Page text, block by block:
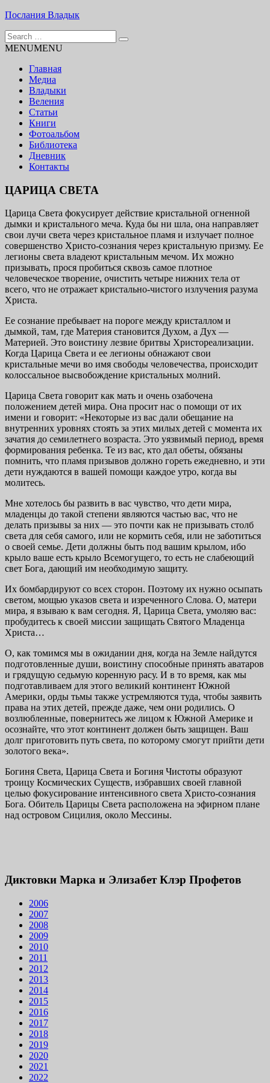
Skip
content
Послания Владык
Основу сайта представляют Послания, или Диктовки,
Search
for:
MENUMENU
Главная
Медиа
Владыки
Веления
Статьи
Книги
Фотоальбом
Библиотека
Дневник
Контакты
ЦАРИЦА СВЕТА
Царица Света фокусирует действие кристальной огненной
дымки и кристального меча. Куда бы ни шла, она направляет
свои лучи света через кристаль­ное пламя и излучает полное
совершенство Христо-сознания через кристальную призму. Ее
легионы света владеют кристальным мечом. Их можно
призывать, прося пробиться сквозь самое плотное
человеческое творение, очистить четыре нижних тела от
всего, что не отражает кристально-чистого излучения разума
Христа.
Ее сознание пребывает на пороге между кристаллом и
дымкой, там, где Материя становится Духом, а Дух —
Материей. Это воистину лезвие брит­вы Христореализации.
Когда Царица Света и ее легионы обнажают свои
кристальные мечи во имя свободы человечества, происходит
колоссальное высвобождение кристальных молний.
Царица Света говорит как мать и очень озабочена
положением детей мира. Она просит нас о помощи от их
имени и говорит: «Некоторые из вас дали обещание на
внутренних уровнях стоять за этих милых детей с момен­та их
зачатия до семилетнего возраста. Это уязвимый период, время
форми­рования ребенка. Те из вас, кто дал обеты, обязаны
помнить, что пламя призывов должно гореть ежедневно, и эти
дети нуждаются в вашей помощи каждое утро, когда вы
молитесь.
Мне хотелось бы развить в вас чувство, что дети мира,
младенцы до та­кой степени являются частью вас, что не
делать призывы за них — это поч­ти как не призывать столб
света для себя самого, или не кормить себя, или не заботиться
о своей семье. Дети должны быть под вашим крылом, ибо
крыло ваше есть крыло Всемогущего, то есть не слабеющий
свет Бога, даю­щий им необходимую защиту.
Их бомбардируют со всех сторон. Поэтому их нужно осыпать
светом, мощью указов света и изреченного Слова. О, матери
мира, я взываю к вам сегодня. Я, Царица Света, умоляю вас:
пробудитесь к своей миссии защи­щать Святого Младенца
Христа…
О, как томимся мы в ожидании дня, когда на Земле найдутся
подготов­ленные души, воистину способные принять аватаров
и грядущую седьмую коренную расу. И в то время, как мы
подготавливаем для этого великий континент Южной
Америки, орды тьмы также устремляются туда, чтобы заявить
права на этих детей, прежде даже, чем они родились. О
возлюблен­ные, повернитесь же лицом к Южной Америке и
осознайте, что этот кон­тинент должен быть защищен. Ваш
долг приготовить путь света, по которо­му смогут прийти дети
золотого века».
Богиня Света, Царица Света и Богиня Чистоты образуют
троицу Кос­мических Существ, избравших своей главной
целью фокусирование интен­сивного света Христо-сознания
Бога. Обитель Царицы Света расположена на эфирном плане
над островом Сицилия, около Мессины.
Диктовки Марка и Элизабет Клэр Профетов
2006
2007
2008
2009
2010
2011
2012
2013
2014
2015
2016
2017
2018
2019
2020
2021
2022